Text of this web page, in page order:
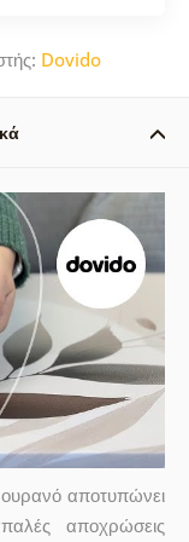
Dovido
αποτυπώνει
αποχρώσεις